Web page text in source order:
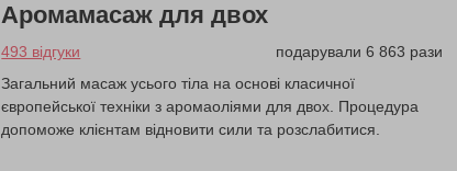
Аромамасаж для двох
493 відгуки
подарували 6 863 рази
Загальний масаж усього тіла на основі класичної
європейської техніки з аромаоліями для двох. Процедура
допоможе клієнтам відновити сили та розслабитися.